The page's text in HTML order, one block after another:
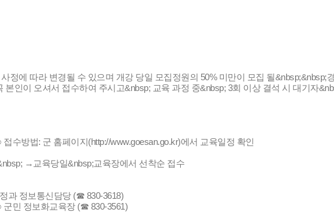
정에 따라 변경될 수 있으며 개강 당일 모집정원의 50% 미만이 모집 될&nbsp;&nbsp;
본인이 오셔서 접수하여 주시고&nbsp; 교육 과정 중&nbsp; 3회 이상 결석 시 대기자
접수방법: 군 홈페이지(http://www.goesan.go.kr)에서 교육일정 확인
→교육당일&nbsp;교육장에서 선착순 접수
과 정보통신담당 (☎ 830-3618)
군민 정보화교육장 (☎ 830-3561)